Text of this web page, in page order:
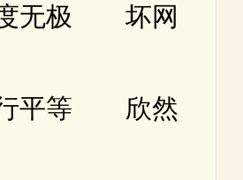
无极 坏网
平等 欣然